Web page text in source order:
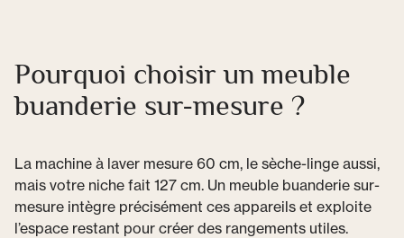
Pourquoi choisir un meuble
buanderie sur-mesure ?
La machine à laver mesure 60 cm, le sèche-linge aussi,
mais votre niche fait 127 cm. Un meuble buanderie sur-
mesure intègre précisément ces appareils et exploite
l’espace restant pour créer des rangements utiles.